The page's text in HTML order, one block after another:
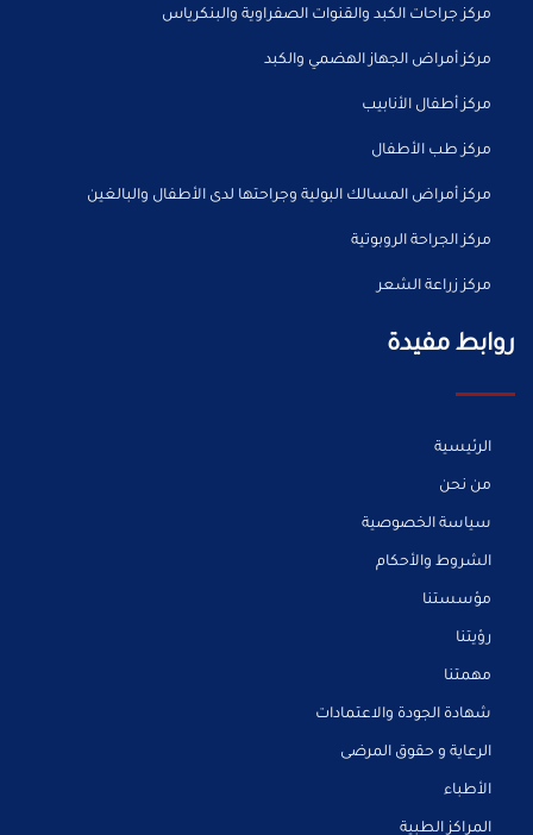
مركز جراحات الكبد والقنوات الصفراوية والبنكرياس
مركز أمراض الجهاز الهضمي والكبد
مركز أطفال الأنابيب
مركز طب الأطفال
مركز أمراض المسالك البولية وجراحتها لدى الأطفال والبالغين
مركز الجراحة الروبوتية
مركز زراعة الشعر
روابط مفيدة
الرئيسية
من نحن
سياسة الخصوصية
الشروط والأحكام
مؤسستنا
رؤيتنا
مهمتنا
شهادة الجودة والاعتمادات
الرعاية و حقوق المرضى
الأطباء
المراكز الطبية